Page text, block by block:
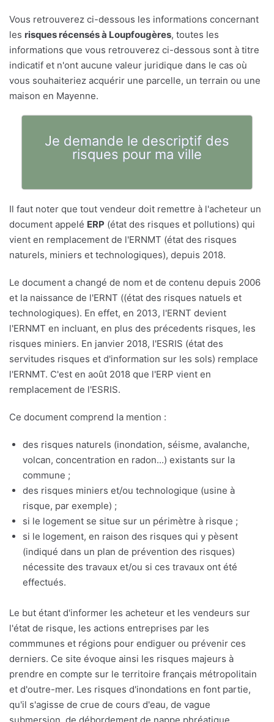
Vous retrouverez ci-dessous les informations concernant
les risques récensés à Loupfougères, toutes les
informations que vous retrouverez ci-dessous sont à titre
indicatif et n'ont aucune valeur juridique dans le cas où
vous souhaiteriez acquérir une parcelle, un terrain ou une
maison en Mayenne.
Je demande le descriptif des
risques pour ma ville
Il faut noter que tout vendeur doit remettre à l'acheteur un
document appelé ERP (état des risques et pollutions) qui
vient en remplacement de l'ERNMT (état des risques
naturels, miniers et technologiques), depuis 2018.
Le document a changé de nom et de contenu depuis 2006
et la naissance de l'ERNT ((état des risques natuels et
technologiques). En effet, en 2013, l'ERNT devient
l'ERNMT en incluant, en plus des précedents risques, les
risques miniers. En janvier 2018, l'ESRIS (état des
servitudes risques et d'information sur les sols) remplace
l'ERNMT. C'est en août 2018 que l'ERP vient en
remplacement de l'ESRIS.
Ce document comprend la mention :
des risques naturels (inondation, séisme, avalanche,
volcan, concentration en radon...) existants sur la
commune ;
des risques miniers et/ou technologique (usine à
risque, par exemple) ;
si le logement se situe sur un périmètre à risque ;
si le logement, en raison des risques qui y pèsent
(indiqué dans un plan de prévention des risques)
nécessite des travaux et/ou si ces travaux ont été
effectués.
Le but étant d'informer les acheteur et les vendeurs sur
l'état de risque, les actions entreprises par les
commmunes et régions pour endiguer ou prévenir ces
derniers. Ce site évoque ainsi les risques majeurs à
prendre en compte sur le territoire français métropolitain
et d'outre-mer. Les risques d'inondations en font partie,
qu'il s'agisse de crue de cours d'eau, de vague